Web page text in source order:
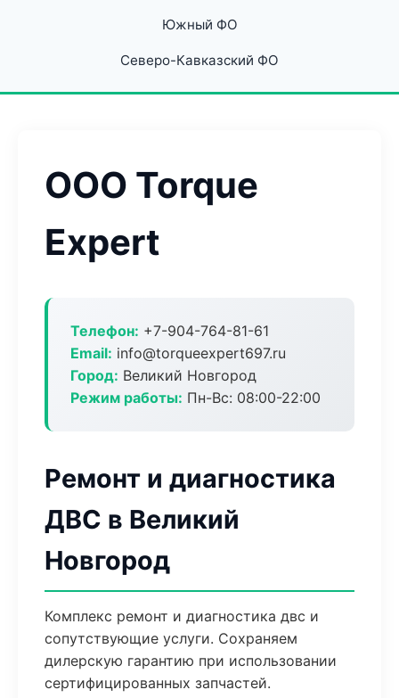
Южный ФО
Северо-Кавказский ФО
ООО Torque
Expert
Телефон: +7-904-764-81-61
Email: info@torqueexpert697.ru
Город: Великий Новгород
Режим работы: Пн-Вс: 08:00-22:00
Ремонт и диагностика
ДВС в Великий
Новгород
Комплекс ремонт и диагностика двс и
сопутствующие услуги. Сохраняем
дилерскую гарантию при использовании
сертифицированных запчастей.